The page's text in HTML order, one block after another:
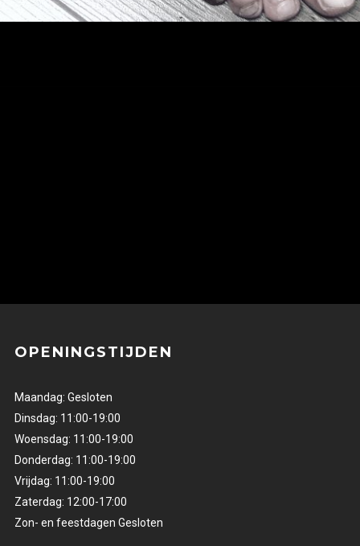
OPENINGSTIJDEN
Maandag: Gesloten
Dinsdag: 11:00-19:00
Woensdag: 11:00-19:00
Donderdag: 11:00-19:00
Vrijdag: 11:00-19:00
Zaterdag: 12:00-17:00
Zon- en feestdagen Gesloten